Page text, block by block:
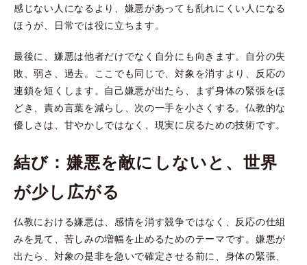
感じない人になるより、嫌悪があっても乱れにくい人になる
ほうが、日常では役に立ちます。
最後に、嫌悪は他者だけでなく自分にも向きます。自分の失
敗、弱さ、過去。ここでも同じで、対象を消すより、反応の
連鎖を短くします。自己嫌悪が出たら、まず身体の緊張をほ
どき、責め言葉を減らし、次の一手を小さくする。仏教的な
優しさは、甘やかしではなく、現実に戻るための技術です。
結び：嫌悪を敵にしないと、世界
が少し広がる
仏教における嫌悪は、感情を消す競争ではなく、反応の仕組
みを見て、苦しみの増幅を止めるためのテーマです。嫌悪が
出たら、対象の是非を急いで確定させる前に、身体の緊張、